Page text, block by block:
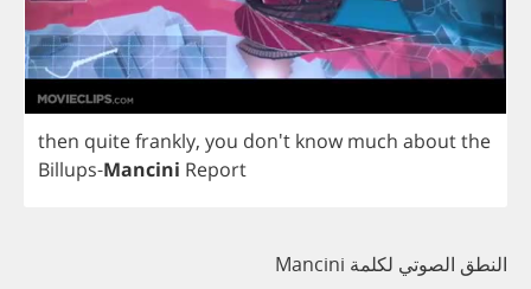
then quitefrankly, you don't know much aboutthe
Billups-Mancini Report
النطق الصوتي لكلمة Mancini